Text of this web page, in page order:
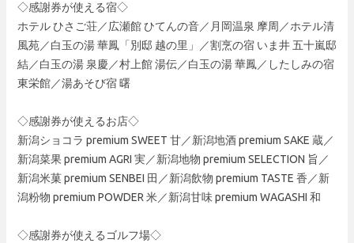
◇感謝券が使える宿◇
ホテル ひさご荘／広瀬館 ひてんの音／月岡温泉 摩周／ホテル清
風苑／白玉の湯 華鳳「別邸 越の里」／割烹の宿 いま井 五十嵐邸
結／白玉の湯 泉慶／村上館 湯伝／白玉の湯 華鳳／したしみの宿
東栄館／湯あそび宿 曙
◇感謝券が使えるお店◇
新潟ショコラ premium SWEET 甘／新潟地酒 premium SAKE 蔵／
新潟菜果 premium AGRI 実／新潟地物 premium SELECTION 旨／
新潟米菓 premium SENBEI 田／新潟飲物 premium TASTE 香／新
潟粉物 premium POWDER 米／新潟甘味 premium WAGASHI 和
◇感謝券が使えるゴルフ場◇